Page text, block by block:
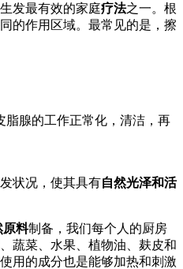
发最有效的家庭疗法之一。根
的作用区域。最常见的是，擦
脂腺的工作正常化，清洁，再
状况，使其具有自然光泽和活
原料制备，我们每个人的厨房
蔬菜、水果、植物油、麸皮和
用的成分也是能够加热和刺激